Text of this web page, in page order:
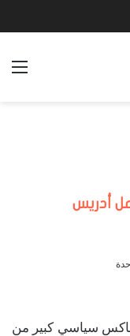
أدريس
سياسي كبير من